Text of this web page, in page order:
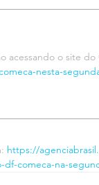
acessando o site do
nesta-
https://
comeca-na-